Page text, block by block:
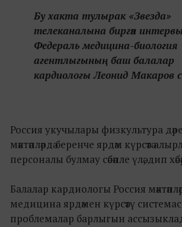
Бу хакта тулырак «Звезда»
телеканалына биргән
Федераль медицина-биология
агентлыгының баш балалар
кардиологы Леонид Макаров
Россия укучылары физкультура
мәктәпләрдә беренче ярдәм күрсәтә
персоналы булмау сәбәпле үлә, дип
Балалар кардиологы Россия
медицина ярдәмен күрсәтү
проблемалар барлыгын